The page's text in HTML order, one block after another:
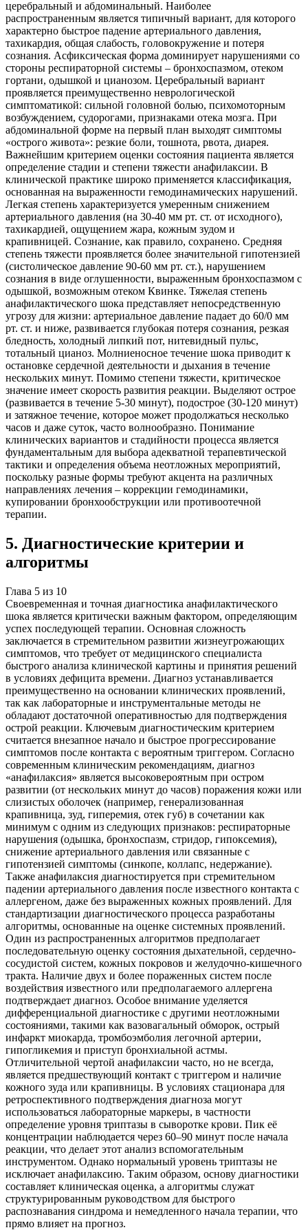
церебральный и абдоминальный. Наиболее
распространенным является типичный вариант, для которого
характерно быстрое падение артериального давления,
тахикардия, общая слабость, головокружение и потеря
сознания. Асфиксическая форма доминирует нарушениями со
стороны респираторной системы – бронхоспазмом, отеком
гортани, одышкой и цианозом. Церебральный вариант
проявляется преимущественно неврологической
симптоматикой: сильной головной болью, психомоторным
возбуждением, судорогами, признаками отека мозга. При
абдоминальной форме на первый план выходят симптомы
«острого живота»: резкие боли, тошнота, рвота, диарея.
Важнейшим критерием оценки состояния пациента является
определение стадии и степени тяжести анафилаксии. В
клинической практике широко применяется классификация,
основанная на выраженности гемодинамических нарушений.
Легкая степень характеризуется умеренным снижением
артериального давления (на 30-40 мм рт. ст. от исходного),
тахикардией, ощущением жара, кожным зудом и
крапивницей. Сознание, как правило, сохранено. Средняя
степень тяжести проявляется более значительной гипотензией
(систолическое давление 90-60 мм рт. ст.), нарушением
сознания в виде оглушенности, выраженным бронхоспазмом с
одышкой, возможным отеком Квинке. Тяжелая степень
анафилактического шока представляет непосредственную
угрозу для жизни: артериальное давление падает до 60/0 мм
рт. ст. и ниже, развивается глубокая потеря сознания, резкая
бледность, холодный липкий пот, нитевидный пульс,
тотальный цианоз. Молниеносное течение шока приводит к
остановке сердечной деятельности и дыхания в течение
нескольких минут. Помимо степени тяжести, критическое
значение имеет скорость развития реакции. Выделяют острое
(развивается в течение 5-30 минут), подострое (30-120 минут)
и затяжное течение, которое может продолжаться несколько
часов и даже суток, часто волнообразно. Понимание
клинических вариантов и стадийности процесса является
фундаментальным для выбора адекватной терапевтической
тактики и определения объема неотложных мероприятий,
поскольку разные формы требуют акцента на различных
направлениях лечения – коррекции гемодинамики,
купировании бронхообструкции или противоотечной
терапии.
5. Диагностические критерии и
алгоритмы
Глава 5 из 10
Своевременная и точная диагностика анафилактического
шока является критически важным фактором, определяющим
успех последующей терапии. Основная сложность
заключается в стремительном развитии жизнеугрожающих
симптомов, что требует от медицинского специалиста
быстрого анализа клинической картины и принятия решений
в условиях дефицита времени. Диагноз устанавливается
преимущественно на основании клинических проявлений,
так как лабораторные и инструментальные методы не
обладают достаточной оперативностью для подтверждения
острой реакции. Ключевым диагностическим критерием
считается внезапное начало и быстрое прогрессирование
симптомов после контакта с вероятным триггером. Согласно
современным клиническим рекомендациям, диагноз
«анафилаксия» является высоковероятным при остром
развитии (от нескольких минут до часов) поражения кожи или
слизистых оболочек (например, генерализованная
крапивница, зуд, гиперемия, отек губ) в сочетании как
минимум с одним из следующих признаков: респираторные
нарушения (одышка, бронхоспазм, стридор, гипоксемия),
снижение артериального давления или связанные с
гипотензией симптомы (синкопе, коллапс, недержание).
Также анафилаксия диагностируется при стремительном
падении артериального давления после известного контакта с
аллергеном, даже без выраженных кожных проявлений. Для
стандартизации диагностического процесса разработаны
алгоритмы, основанные на оценке системных проявлений.
Один из распространенных алгоритмов предполагает
последовательную оценку состояния дыхательной, сердечно-
сосудистой систем, кожных покровов и желудочно-кишечного
тракта. Наличие двух и более пораженных систем после
воздействия известного или предполагаемого аллергена
подтверждает диагноз. Особое внимание уделяется
дифференциальной диагностике с другими неотложными
состояниями, такими как вазовагальный обморок, острый
инфаркт миокарда, тромбоэмболия легочной артерии,
гипогликемия и приступ бронхиальной астмы.
Отличительной чертой анафилаксии часто, но не всегда,
является предшествующий контакт с триггером и наличие
кожного зуда или крапивницы. В условиях стационара для
ретроспективного подтверждения диагноза могут
использоваться лабораторные маркеры, в частности
определение уровня триптазы в сыворотке крови. Пик её
концентрации наблюдается через 60–90 минут после начала
реакции, что делает этот анализ вспомогательным
инструментом. Однако нормальный уровень триптазы не
исключает анафилаксию. Таким образом, основу диагностики
составляет клиническая оценка, а алгоритмы служат
структурированным руководством для быстрого
распознавания синдрома и немедленного начала терапии, что
прямо влияет на прогноз.